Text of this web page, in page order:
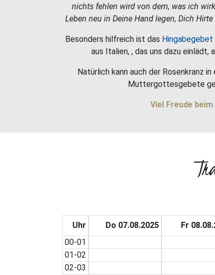
nichts fehlen wird von dem, was ich
Leben neu in Deine Hand legen, Dich
Besonders hilfreich ist das Hingabegebet
aus Italien, , das uns dazu einlädt,
Natürlich kann auch der Rosenkranz
Muttergottesgebete
Viel Freude
Uhr
00-01
01-02
02-03
Do 07.08.2025 Fr